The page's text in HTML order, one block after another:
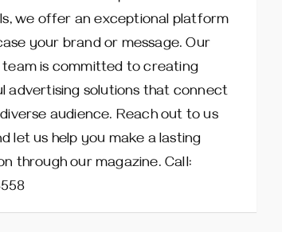
we offer an exceptional platform
your brand or message. Our
is committed to creating
advertising solutions that connect
audience. Reach out to us
let us help you make a lasting
through our magazine. Call: